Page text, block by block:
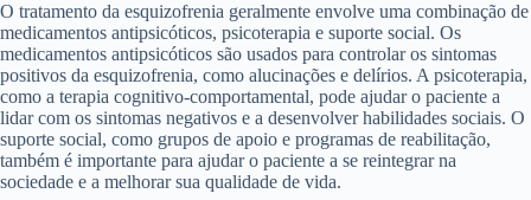
O tratamento da esquizofrenia geralmente envolve uma combinação de
medicamentos antipsicóticos, psicoterapia e suporte social. Os
medicamentos antipsicóticos são usados para controlar os sintomas
positivos da esquizofrenia, como alucinações e delírios. A psicoterapia,
como a terapia cognitivo-comportamental, pode ajudar o paciente a
lidar com os sintomas negativos e a desenvolver habilidades sociais. O
suporte social, como grupos de apoio e programas de reabilitação,
também é importante para ajudar o paciente a se reintegrar na
sociedade e a melhorar sua qualidade de vida.